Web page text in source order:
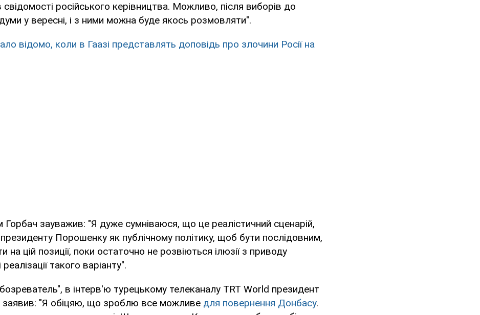
свідомості російського керівництва. Можливо, після виборів до
у вересні, і з ними можна буде якось розмовляти".
відомо, коли в Гаазі представлять доповідь про злочини Росії на
Горбач зауважив: "Я дуже сумніваюся, що це реалістичний сценарій,
Порошенку як публічному політику, щоб бути послідовним,
на цій позиції, поки остаточно не розвіються ілюзії з приводу
такого варіанту".
в інтерв'ю турецькому телеканалу TRT World президент
"Я обіцяю, що зроблю все можливе для повернення Донбасу.